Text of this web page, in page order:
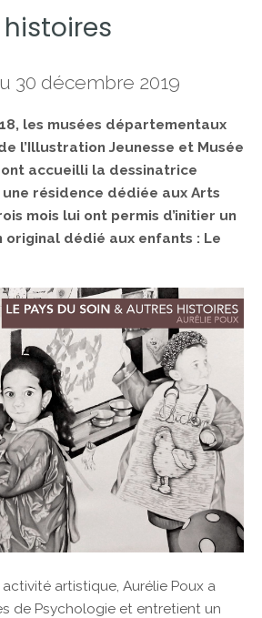
histoires
30 décembre 2019
les musées départementaux
l’Illustration Jeunesse et Musée
accueilli la dessinatrice
résidence dédiée aux Arts
mois lui ont permis d’initier un
dédié aux enfants : Le
artistique, Aurélie Poux a
de Psychologie et entretient un